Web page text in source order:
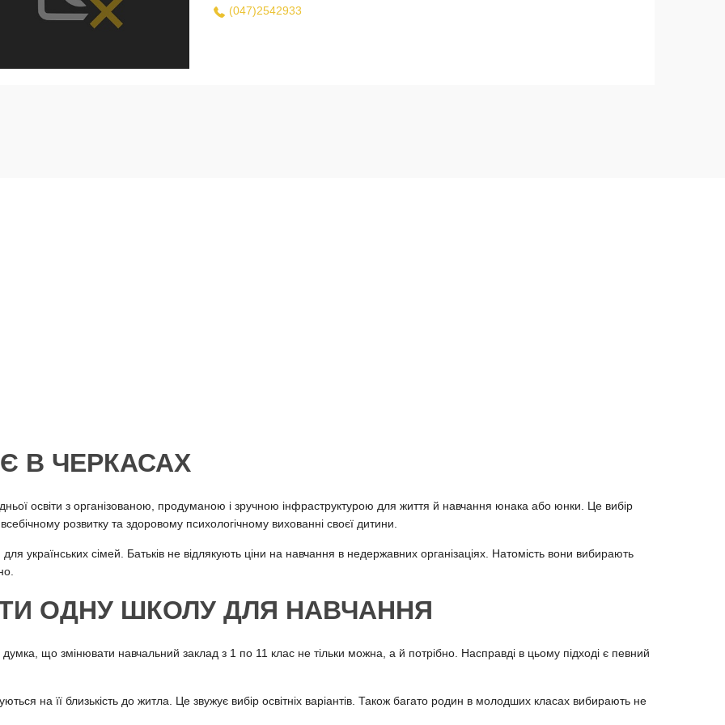
(047)2542933
В ЧЕРКАСАХ
освіти з організованою, продуманою і зручною інфраструктурою для життя й навчання юнака або юнки. Це вибір
всебічному розвитку та здоровому психологічному вихованні своєї дитини.
українських сімей. Батьків не відлякують ціни на навчання в недержавних організаціях. Натомість вони вибирають
ОДНУ ШКОЛУ ДЛЯ НАВЧАННЯ
думка, що змінювати навчальний заклад з 1 по 11 клас не тільки можна, а й потрібно. Насправді в цьому підході є певний
на її близькість до житла. Це звужує вибір освітніх варіантів. Також багато родин в молодших класах вибирають не